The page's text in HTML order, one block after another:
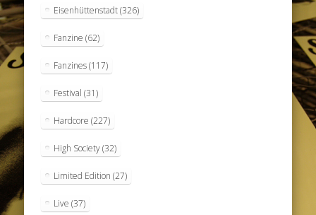
Eisenhüttenstadt(326)
Fanzine (62)
Fanzines(117)
Festival (31)
Hardcore (227)
High Society(32)
Limited Edition (27)
Live (37)